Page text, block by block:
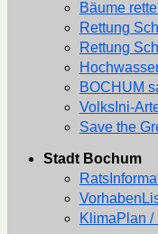
Bäume
Rettung
Rettung
BOCHUM
VolksIni-
Save the
Stadt Bochum
KlimaPlan